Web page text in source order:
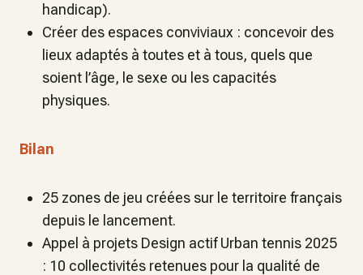
handicap).
Créer des espaces conviviaux : concevoir des
lieux adaptés à toutes et à tous, quels que
soient l’âge, le sexe ou les capacités
physiques.
Bilan
25 zones de jeu créées sur le territoire français
depuis le lancement.
Appel à projets Design actif Urban tennis 2025
: 10 collectivités retenues pour la qualité de